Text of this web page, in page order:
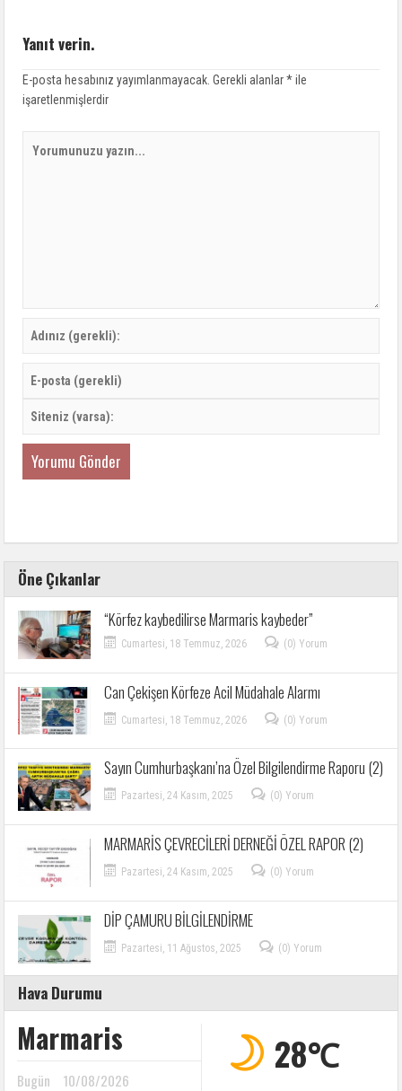
Yanıt verin.
E-posta hesabınız yayımlanmayacak. Gerekli alanlar*ile
işaretlenmişlerdir
Öne Çıkanlar
“Körfez kaybedilirse Marmaris kaybeder”
Cumartesi, 18 Temmuz, 2026 (0) Yorum
Can Çekişen Körfeze Acil Müdahale Alarmı
Cumartesi, 18 Temmuz, 2026 (0) Yorum
Sayın Cumhurbaşkanı’na Özel Bilgilendirme Raporu (2)
Pazartesi, 24 Kasım, 2025 (0) Yorum
MARMARİS ÇEVRECİLERİ DERNEĞİ ÖZEL RAPOR (2)
Pazartesi, 24 Kasım, 2025 (0) Yorum
DİP ÇAMURU BİLGİLENDİRME
Pazartesi, 11 Ağustos, 2025 (0) Yorum
Hava Durumu
Marmaris
Bugün 10/08/2026
28℃